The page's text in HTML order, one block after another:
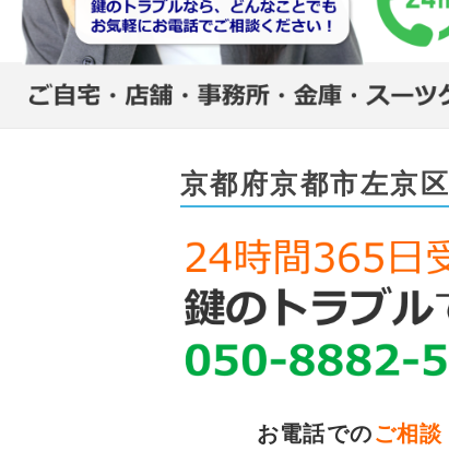
京都府京都市左京
お電話でのご相